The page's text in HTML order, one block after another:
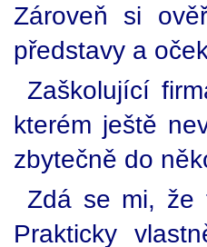
Zároveň si
představy a
Zaškolující
kterém ještě
zbytečně do
Zdá se mi, že
Prakticky